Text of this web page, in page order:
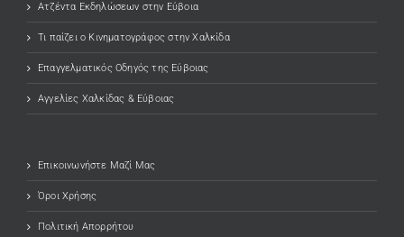
Ατζέντα Εκδηλώσεων στην Εύβοια
Τι παίζει ο Κινηματογράφος στην Χαλκίδα
Επαγγελματικός Οδηγός της Εύβοιας
Αγγελίες Χαλκίδας & Εύβοιας
Επικοινωνήστε Μαζί Μας
Όροι Χρήσης
Πολιτική Απορρήτου